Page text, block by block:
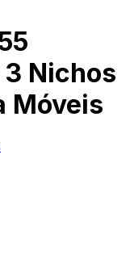
3 Nichos
Móveis